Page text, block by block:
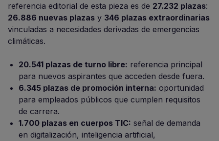
referencia editorial de esta pieza es de 27.232 plazas:
26.886 nuevas plazas y 346 plazas extraordinarias
vinculadas a necesidades derivadas de emergencias
climáticas.
20.541 plazas de turno libre: referencia principal
para nuevos aspirantes que acceden desde fuera.
6.345 plazas de promoción interna: oportunidad
para empleados públicos que cumplen requisitos
de carrera.
1.700 plazas en cuerpos TIC: señal de demanda
en digitalización, inteligencia artificial,